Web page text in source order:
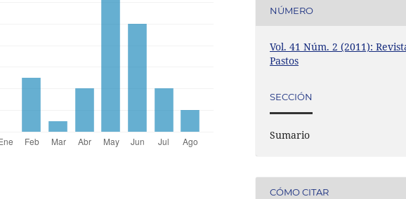
NÚMERO
Vol. 41 Núm. 2 (2011):
Pastos
SECCIÓN
Sumario
CÓMO CITAR